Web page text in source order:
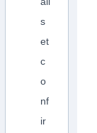
s
et
c
o
nf
ir